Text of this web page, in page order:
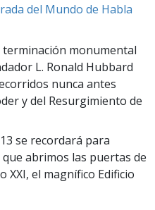
del Mundo de Habla
monumental
L. Ronald Hubbard
nunca antes
y del Resurgimiento de
se recordará para
abrimos las puertas de
XXI, el magnífico Edificio